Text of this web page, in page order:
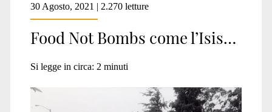
<span>lista
terroristi</span>
30 Agosto, 2021 | 2.270 letture
Food Not Bombs come l’Isis…
Si legge in circa: 2 minuti